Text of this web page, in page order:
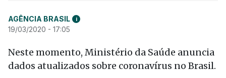
AGÊNCIA BRASIL i
19/03/2020 - 17:05
Neste momento, Ministério da Saúde anuncia
dados atualizados sobre coronavírus no Brasil.